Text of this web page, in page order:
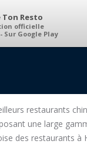
Ton Resto
officielle
Sur Google Play
à Houthalen
restaurants
une large
des restaurants à